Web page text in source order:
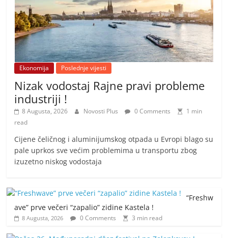
Ekonomija Poslednje vijesti
Nizak vodostaj Rajne pravi probleme
industriji !
8 Augusta, 2026 Novosti Plus 0 Comments
1 min
read
Cijene čeličnog i aluminijumskog otpada u Evropi blago su
pale uprkos sve većim problemima u transportu zbog
izuzetno niskog vodostaja
“Freshw
ave” prve večeri “zapalio” zidine Kastela !
8 Augusta, 2026 0 Comments 3 min read